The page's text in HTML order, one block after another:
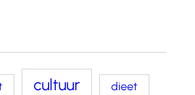
cultuur dieet